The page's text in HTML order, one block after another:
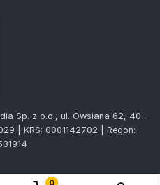
Sp. z o.o., ul. Owsiana 62, 40-
| KRS: 0001142702 | Regon:
0